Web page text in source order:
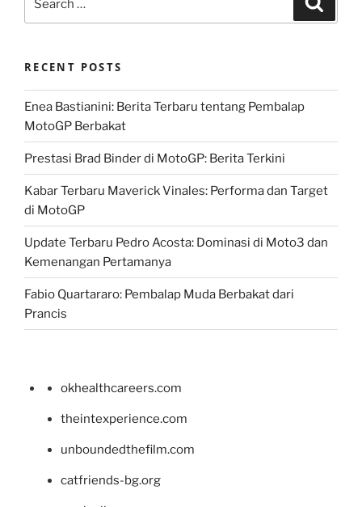
RECENT POSTS
Enea Bastianini: Berita Terbaru tentang Pembalap
MotoGP Berbakat
Prestasi Brad Binder di MotoGP: Berita Terkini
Kabar Terbaru Maverick Vinales: Performa dan Target
di MotoGP
Update Terbaru Pedro Acosta: Dominasi di Moto3 dan
Kemenangan Pertamanya
Fabio Quartararo: Pembalap Muda Berbakat dari
Prancis
okhealthcareers.com
theintexperience.com
unboundedthefilm.com
catfriends-bg.org